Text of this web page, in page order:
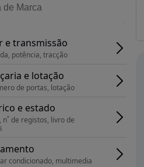
e transmissão
potência, tracção
e lotação
de portas, lotação
e estado
n˚ de registos, livro de
condicionado, multimedia